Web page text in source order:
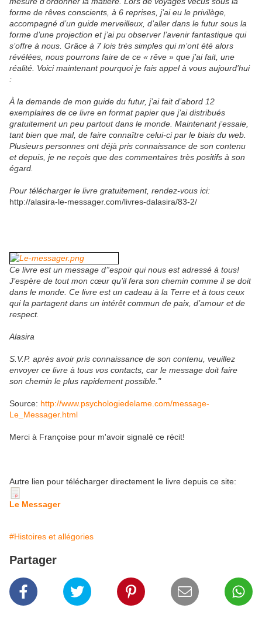
forme de rêves conscients, à 6 reprises, j’ai eu le privilège,
accompagné d’un guide merveilleux, d’aller dans le futur sous la
forme d’une projection et j’ai pu observer l’avenir fantastique qui
s’offre à nous. Grâce à 7 lois très simples qui m’ont été alors
révélées, nous pourrons faire de ce « rêve » que j’ai fait, une
réalité. Voici maintenant pourquoi je fais appel à vous aujourd’hui
:
À la demande de mon guide du futur, j’ai fait d’abord 12
exemplaires de ce livre en format papier que j’ai distribués
gratuitement un peu partout dans le monde. Maintenant j’essaie,
tant bien que mal, de faire connaître celui-ci par le biais du web.
Plusieurs personnes ont déjà pris connaissance de son contenu
et depuis, je ne reçois que des commentaires très positifs à son
égard.
Pour télécharger le livre gratuitement, rendez-vous ici:
http://alasira-le-messager.com/livres-dalasira/83-2/
Ce livre est un message d’'espoir qui nous est adressé à tous!
J’espère de tout mon cœur qu’il fera son chemin comme il se doit
dans le monde. Ce livre est un cadeau à la Terre et à tous ceux
qui la partagent dans un intérêt commun de paix, d’amour et de
respect.
Alasira
S.V.P. après avoir pris connaissance de son contenu, veuillez
envoyer ce livre à tous vos contacts, car le message doit faire
son chemin le plus rapidement possible."
Source: http://www.psychologiedelame.com/message-
Le_Messager.html
Merci à Françoise pour m'avoir signalé ce récit!
Autre lien pour télécharger directement le livre depuis ce site:
Le Messager
#Histoires et allégories
Partager